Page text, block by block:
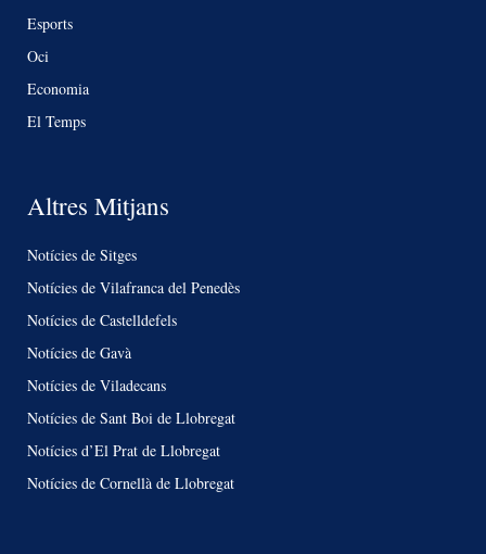
Esports
Oci
Economia
El Temps
Altres Mitjans
Notícies de Sitges
Notícies de Vilafranca del Penedès
Notícies de Castelldefels
Notícies de Gavà
Notícies de Viladecans
Notícies de Sant Boi de Llobregat
Notícies d’El Prat de Llobregat
Notícies de Cornellà de Llobregat